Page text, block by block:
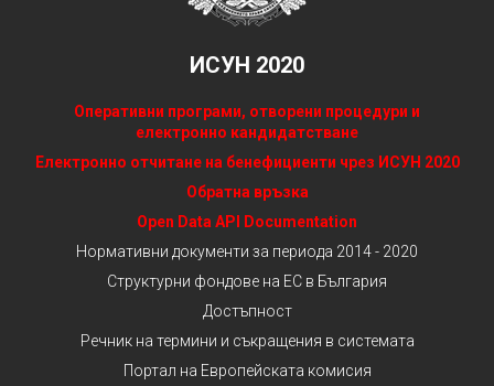
ИСУН 2020
Оперативни програми, отворени процедури и
електронно кандидатстване
Електронно отчитане на бенефициенти чрез ИСУН 2020
Обратна връзка
Open Data API Documentation
Нормативни документи за периода 2014 - 2020
Структурни фондове на ЕС в България
Достъпност
Речник на термини и съкращения в системата
Портал на Европейската комисия